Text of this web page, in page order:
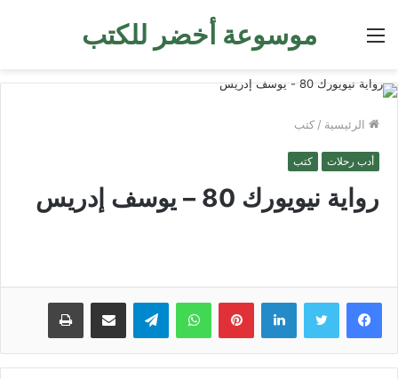
موسوعة أخضر للكتب القائمة
الرئيسية / كتب
أدب رحلات كتب
رواية نيويورك 80 – يوسف إدريس
لينكدإن بينتيريستواتساب تيلقرام مشاركة عبر البريد طباعة